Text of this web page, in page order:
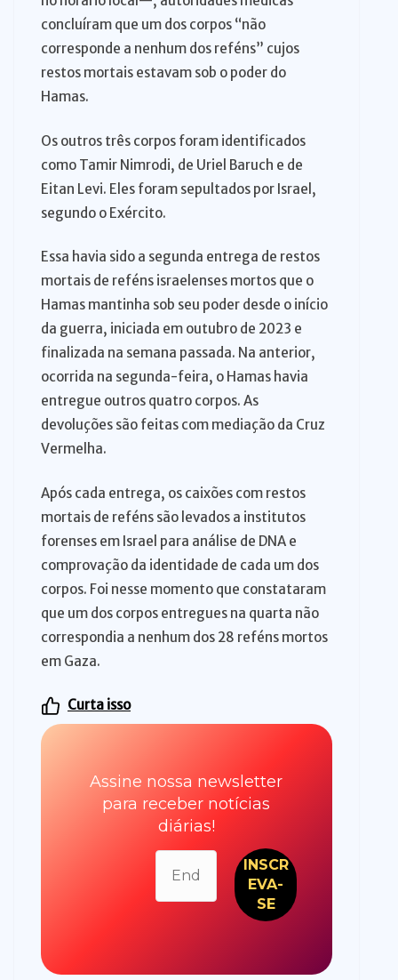
concluíram que um dos corpos “não
corresponde a nenhum dos reféns” cujos
restos mortais estavam sob o poder do
Hamas.
Os outros três corpos foram identificados
como Tamir Nimrodi, de Uriel Baruch e de
Eitan Levi. Eles foram sepultados por Israel,
segundo o Exército.
Essa havia sido a segunda entrega de restos
mortais de reféns israelenses mortos que o
Hamas mantinha sob seu poder desde o início
da guerra, iniciada em outubro de 2023 e
finalizada na semana passada. Na anterior,
ocorrida na segunda-feira, o Hamas havia
entregue outros quatro corpos. As
devoluções são feitas com mediação da Cruz
Vermelha.
Após cada entrega, os caixões com restos
mortais de reféns são levados a institutos
forenses em Israel para análise de DNA e
comprovação da identidade de cada um dos
corpos. Foi nesse momento que constataram
que um dos corpos entregues na quarta não
correspondia a nenhum dos 28 reféns mortos
em Gaza.
Curta isso
Assine nossa newsletter
para receber notícias
diárias!